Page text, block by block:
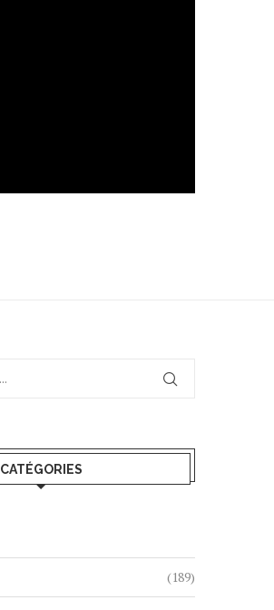
CATÉGORIES
(189)